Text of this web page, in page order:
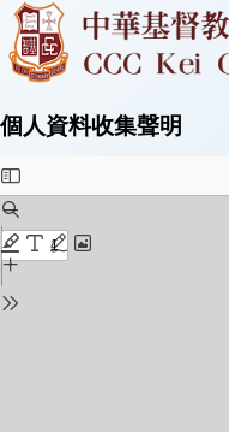
個人資料收集聲明